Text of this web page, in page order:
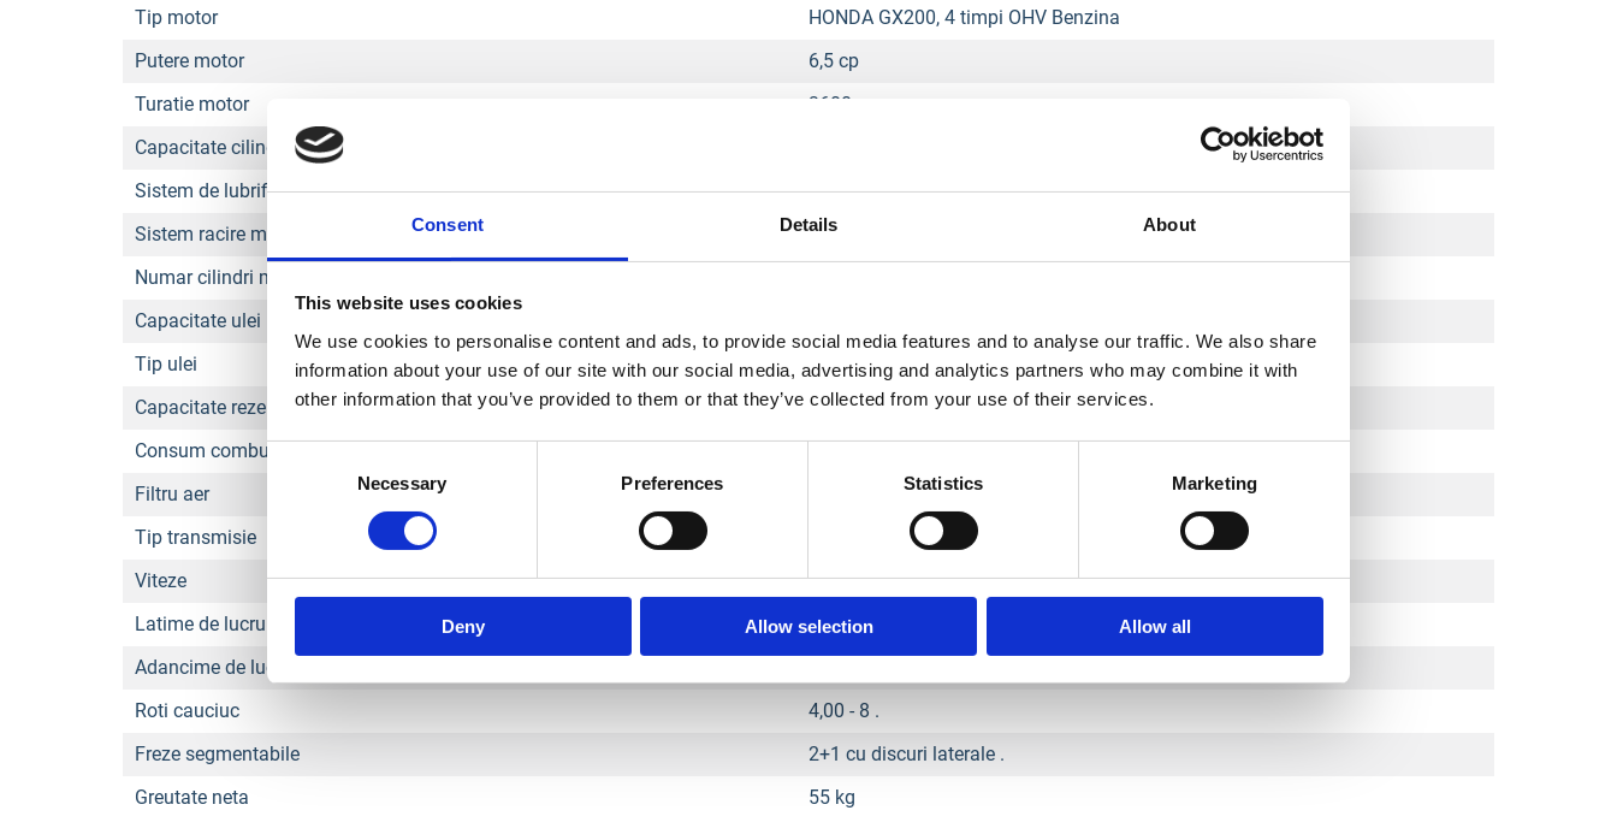
Consent Details About
This website uses cookies
We use cookies to personalise content and ads, to provide social media features and to analyse our traffic. We also share
information about your use of our site with our social media, advertising and analytics partners who may combine it with
other information that you’ve provided to them or that they’ve collected from your use of their services.
Consent
Necessary Preferences Statistics Marketing
Deny Allow selection Allow all
Tip motor
HONDA GX200, 4 timpi OHV Benzina
Putere motor
6,5 cp
Turatie motor
3600 rpm
Capacitate cilindrica motor
Sistem de lubrifiere
Barbotaj .
Sistem racire motor
Aer .
Numar cilindri motor
Capacitate ulei motor
Tip ulei
10W-40, SAE 30 .
Capacitate rezervor combustibil
3,6 l
Consum combustibil
Filtru aer
Umed in ulei .
Tip transmisie
Viteze
1 inainte / 1 inapoi .
Latime de lucru
fara discuri laterale 560-830 mm
Adancime de lucru
Roti cauciuc
4,00 - 8 .
Freze segmentabile
2+1 cu discuri laterale .
Greutate neta
55 kg